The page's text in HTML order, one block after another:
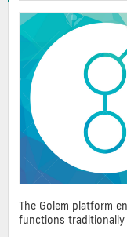
The Golem platform
functions traditionally